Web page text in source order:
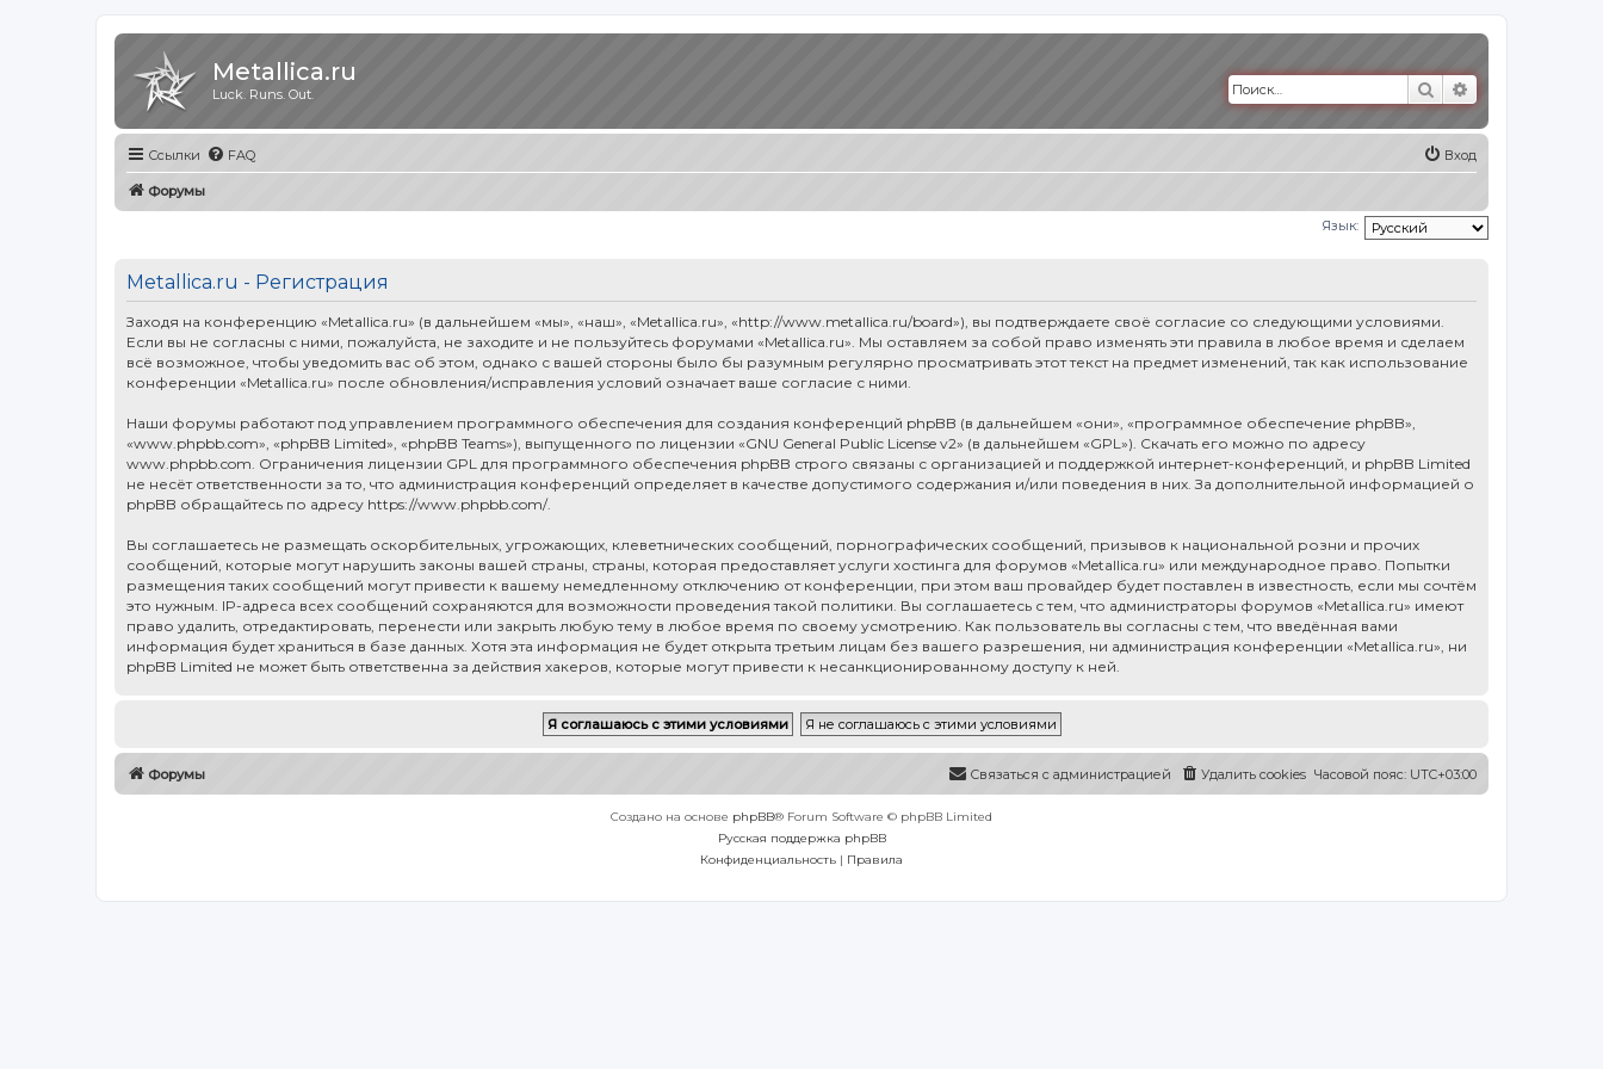
Metallica.ru
Luck. Runs. Out. Поиск
Ссылки FAQ Вход
Форумы
Язык:
Metallica.ru - Регистрация
Заходя на конференцию «Metallica.ru» (в дальнейшем «мы», «наш», «Metallica.ru», «http://www.metallica.ru/board»), вы подтверждаете своё согласие со следующими условиями.
Если вы не согласны с ними, пожалуйста, не заходите и не пользуйтесь форумами «Metallica.ru». Мы оставляем за собой право изменять эти правила в любое время и сделаем
всё возможное, чтобы уведомить вас об этом, однако с вашей стороны было бы разумным регулярно просматривать этот текст на предмет изменений, так как использование
конференции «Metallica.ru» после обновления/исправления условий означает ваше согласие с ними.
Наши форумы работают под управлением программного обеспечения для создания конференций phpBB (в дальнейшем «они», «программное обеспечение phpBB»,
«www.phpbb.com», «phpBB Limited», «phpBB Teams»), выпущенного по лицензии «GNU General Public License v2» (в дальнейшем «GPL»). Скачать его можно по адресу
www.phpbb.com. Ограничения лицензии GPL для программного обеспечения phpBB строго связаны с организацией и поддержкой интернет-конференций, и phpBB Limited
не несёт ответственности за то, что администрация конференций определяет в качестве допустимого содержания и/или поведения в них. За дополнительной информацией о
phpBB обращайтесь по адресу https://www.phpbb.com/.
Вы соглашаетесь не размещать оскорбительных, угрожающих, клеветнических сообщений, порнографических сообщений, призывов к национальной розни и прочих
сообщений, которые могут нарушить законы вашей страны, страны, которая предоставляет услуги хостинга для форумов «Metallica.ru» или международное право. Попытки
размещения таких сообщений могут привести к вашему немедленному отключению от конференции, при этом ваш провайдер будет поставлен в известность, если мы сочтём
это нужным. IP-адреса всех сообщений сохраняются для возможности проведения такой политики. Вы соглашаетесь с тем, что администраторы форумов «Metallica.ru» имеют
право удалить, отредактировать, перенести или закрыть любую тему в любое время по своему усмотрению. Как пользователь вы согласны с тем, что введённая вами
информация будет храниться в базе данных. Хотя эта информация не будет открыта третьим лицам без вашего разрешения, ни администрация конференции «Metallica.ru», ни
phpBB Limited не может быть ответственна за действия хакеров, которые могут привести к несанкционированному доступу к ней.
Форумы Часовой пояс: UTC+03:00
Удалить cookies
Связаться с администрацией
Создано на основе phpBB® Forum Software © phpBB Limited
Русская поддержка phpBB
Конфиденциальность | Правила